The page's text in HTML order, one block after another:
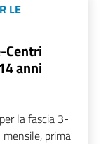
LE
Centri
anni
la fascia 3-
prima